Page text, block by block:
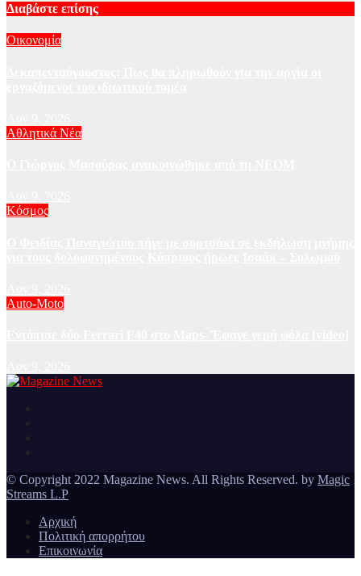
Διαβάστε επίσης
Οικονομία
Αθλητικά Νέα
Κόσμος
Auto-Moto
© Copyright 2022 Magazine News. All Rights Reserved. by Magic
Streams L.P
Αρχική
Πολιτική απορρήτου
Επικοινωνία